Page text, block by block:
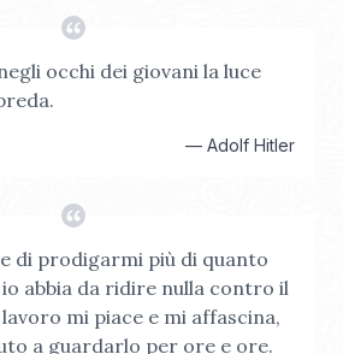
occhi dei giovani la luce
— Adolf Hitler
di prodigarmi più di quanto
abbia da ridire nulla contro il
mi piace e mi affascina,
a guardarlo per ore e ore.